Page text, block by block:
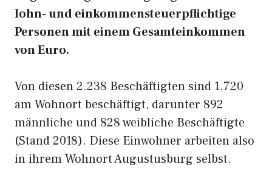
lohn- und einkommensteuerpflichtige
Personen mit einem Gesamteinkommen
von Euro.
Von diesen 2.238 Beschäftigten sind 1.720
am Wohnort beschäftigt, darunter 892
männliche und 828 weibliche Beschäftigte
(Stand 2018). Diese Einwohner arbeiten also
in ihrem Wohnort Augustusburg selbst.